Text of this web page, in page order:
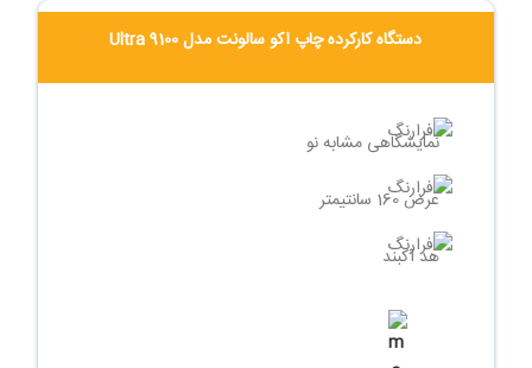
تماس بگیریددستگاه کارکرده چاپ اکو سالونت مدل Ultra 9100
نمایشگاهی مشابه نو
عرض 160 سانتیمتر
هد آکبند
گارانتی و خدمات پس از فروش